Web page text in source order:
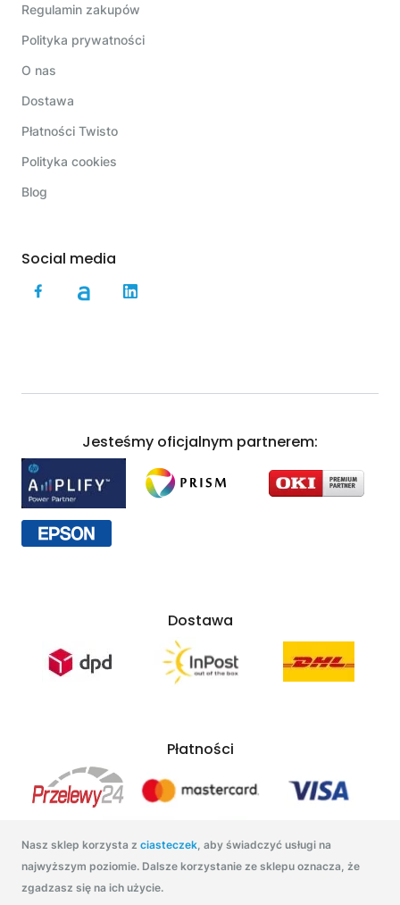
Nasz sklep korzysta z ciasteczek, aby świadczyć usługi na
najwyższym poziomie. Dalsze korzystanie ze sklepu oznacza, że
zgadzasz się na ich użycie.
Regulamin zakupów
Polityka prywatności
O nas
Dostawa
Płatności Twisto
Polityka cookies
Blog
Social media
Jesteśmy oficjalnym partnerem:
Dostawa
Płatności